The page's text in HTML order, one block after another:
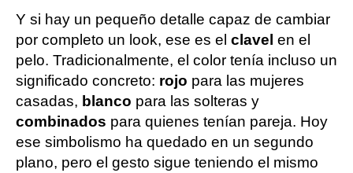
Y si hay un pequeño detalle capaz de cambiar
por completo un look, ese es el clavel en el
pelo. Tradicionalmente, el color tenía incluso un
significado concreto: rojo para las mujeres
casadas, blanco para las solteras y
combinados para quienes tenían pareja. Hoy
ese simbolismo ha quedado en un segundo
plano, pero el gesto sigue teniendo el mismo